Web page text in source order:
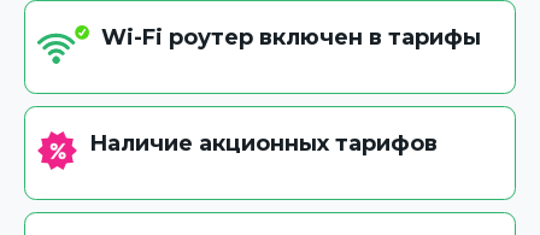
Wi-Fi роутер включен в тарифы
Наличие акционных тарифов